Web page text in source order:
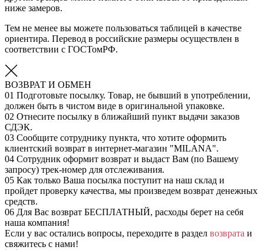
ниже замеров.
Тем не менее вы можете пользоваться таблицей в качестве
ориентира. Перевод в российские размеры осуществлен в
соответствии с ГОСТомРФ.
ВОЗВРАТ И ОБМЕН
01 Подготовьте посылку. Товар, не бывший в употреблении,
должен быть в чистом виде в оригинальной упаковке.
02 Отнесите посылку в ближайший пункт выдачи заказов
СДЭК.
03 Сообщите сотруднику пункта, что хотите оформить
клиентский возврат в интернет-магазин "MILANA".
04 Сотрудник оформит возврат и выдаст Вам (по Вашему
запросу) трек-номер для отслеживания.
05 Как только Ваша посылка поступит на наш склад и
пройдет проверку качества, мы произведем возврат денежных
средств.
06 Для Вас возврат БЕСПЛАТНЫЙ, расходы берет на себя
наша компания!
Если у вас остались вопросы, переходите в раздел возврата и
свяжитесь с нами!